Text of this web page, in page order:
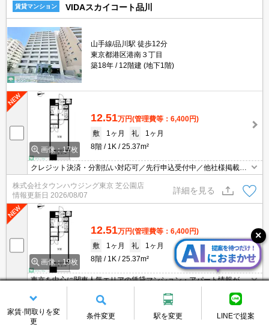
賃貸マンション VIDAスカイコート品川
山手線/品川駅 徒歩12分
東京都港区港南３丁目
築18年
12階建 (地下1階)
画像：17枚
12.51万円(管理費等：6,400円)
敷
1ヶ月 礼
1ヶ月
8階
1K 25.37m²
クレジット決済・分割払い対応可／先行申込受付中／他社様掲載物
件もまとめてご案内可能／専任物件多数あり
株式会社タウンハウジング東京 芝公園店
情報更新日 2026/08/07
詳細を見る
画像：19枚
12.51万円(管理費等：6,400円)
敷
1ヶ月 礼
1ヶ月
8階
1K 25.37m²
東京を中心に関東人気エリアの賃貸マンション・アパート情報が豊
アパートをお探しします！
株式会社タウンハウジング東京 大井町店
情報更新日 2026/08/05
家賃·間取りを変
更
条件変更 駅を変更 LINEで提案